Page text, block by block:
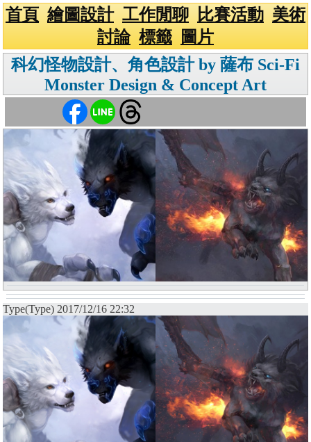
首頁 繪圖設計 工作閒聊 比賽活動 美術
討論 標籤
圖片
科幻怪物設計、角色設計 by 薩布 Sci-Fi
Monster Design & Concept Art
Type(Type) 2017/12/16 22:32